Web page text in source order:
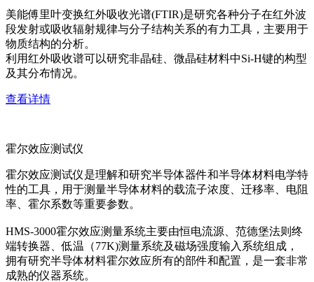
美能傅里叶变换红外吸收光谱(FTIR)是研究各种分子在红外波
段发射或吸收辐射规律与分子结构关系的有力工具，主要用于
物质结构的分析。
利用红外吸收谱可以研究非晶硅、微晶硅材料中Si-H键的构型
及其分布情况。
查看详情
霍尔效应测试仪
霍尔效应测试仪是理解和研究半导体器件和半导体材料电学特
性的工具，用于测量半导体材料的载流子浓度、迁移率、电阻
率、霍尔系数等重要参数。
HMS-3000霍尔效应测量系统主要由恒电流源、范德堡法则终
端转换器、低温（77K)测量系统及磁场强度输入系统组成，
拥有研究半导体材料霍尔效应所有的部件和配置，是一套非常
成熟的仪器系统。